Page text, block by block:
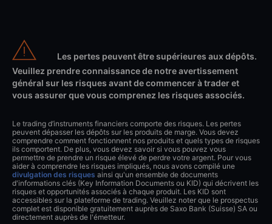
Les pertes peuvent être supérieures aux dépôts.
Veuillez prendre connaissance de notre avertissement
général sur les risques avant de commencer à trader et
vous assurer que vous comprenez les risques associés.
Le trading d’instruments financiers comporte des risques. Les pertes
peuvent dépasser les dépôts sur les produits de marge. Vous devez
comprendre comment fonctionnent nos produits et quels types de risques
ils comportent. De plus, vous devez savoir si vous pouvez vous
permettre de prendre un risque élevé de perdre votre argent. Pour vous
aider à comprendre les risques impliqués, nous avons compilé une
divulgation des risques ainsi qu'un ensemble de documents
d'informations clés (Key Information Documents ou KID) qui décrivent les
risques et opportunités associés à chaque produit. Les KID sont
accessibles sur la plateforme de trading. Veuillez noter que le prospectus
complet est disponible gratuitement auprès de Saxo Bank (Suisse) SA ou
directement auprès de l'émetteur.